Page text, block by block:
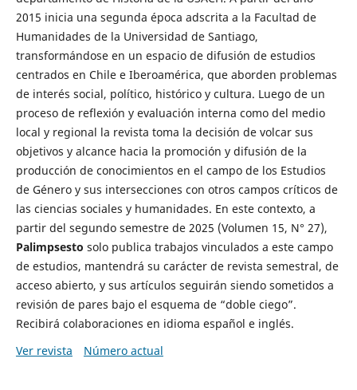
2015 inicia una segunda época adscrita a la Facultad de
Humanidades de la Universidad de Santiago,
transformándose en un espacio de difusión de estudios
centrados en Chile e Iberoamérica, que aborden problemas
de interés social, político, histórico y cultura. Luego de un
proceso de reflexión y evaluación interna como del medio
local y regional la revista toma la decisión de volcar sus
objetivos y alcance hacia la promoción y difusión de la
producción de conocimientos en el campo de los Estudios
de Género y sus intersecciones con otros campos críticos de
las ciencias sociales y humanidades. En este contexto, a
partir del segundo semestre de 2025 (Volumen 15, N° 27),
Palimpsesto solo publica trabajos vinculados a este campo
de estudios, mantendrá su carácter de revista semestral, de
acceso abierto, y sus artículos seguirán siendo sometidos a
revisión de pares bajo el esquema de “doble ciego”.
Recibirá colaboraciones en idioma español e inglés.
Ver revista
Número actual